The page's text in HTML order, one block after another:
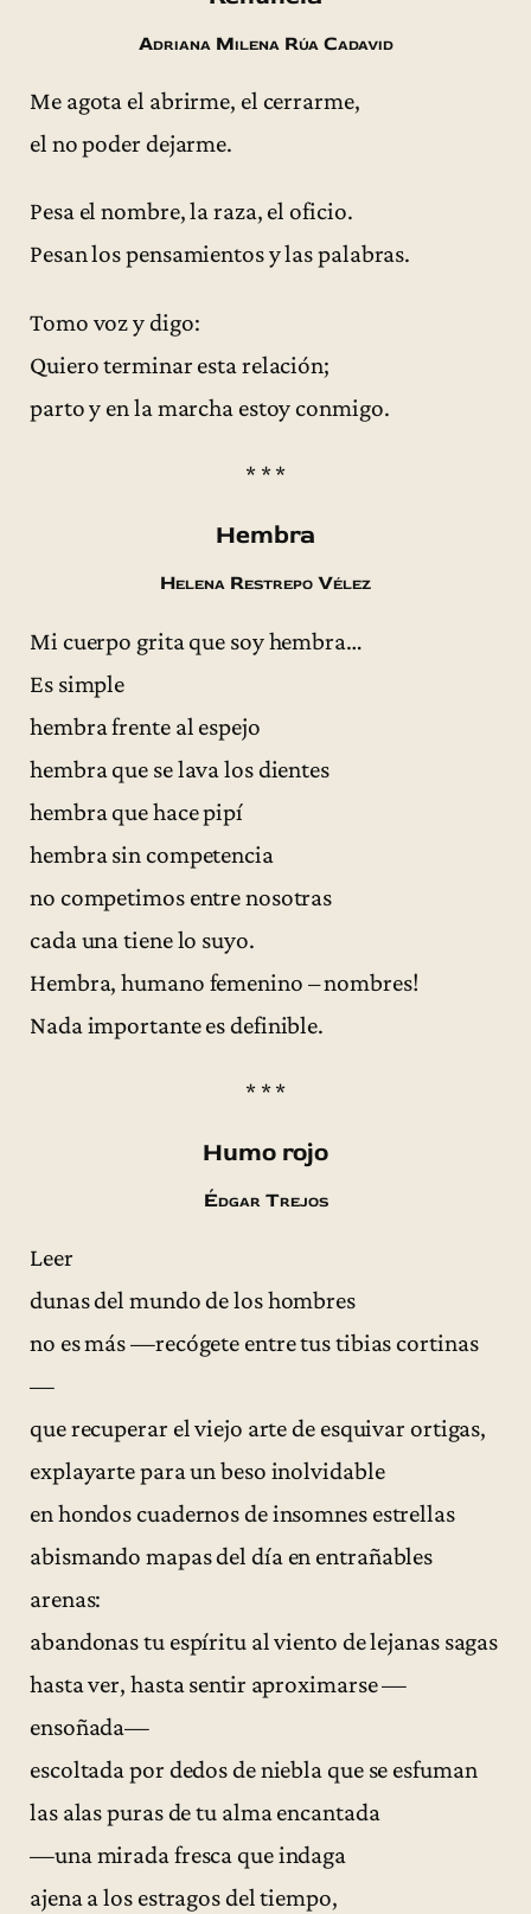
Adriana Milena Rúa Cadavid
Me agota el abrirme, el cerrarme,
el no poder dejarme.
Pesa el nombre, la raza, el oficio.
Pesan los pensamientos y las palabras.
Tomo voz y digo:
Quiero terminar esta relación;
parto y en la marcha estoy conmigo.
* * *
Hembra
Helena Restrepo Vélez
Mi cuerpo grita que soy hembra…
Es simple
hembra frente al espejo
hembra que se lava los dientes
hembra que hace pipí
hembra sin competencia
no competimos entre nosotras
cada una tiene lo suyo.
Hembra, humano femenino – nombres!
Nada importante es definible.
* * *
Humo rojo
Édgar Trejos
Leer
dunas del mundo de los hombres
no es más —recógete entre tus tibias cortinas
—
que recuperar el viejo arte de esquivar ortigas,
explayarte para un beso inolvidable
en hondos cuadernos de insomnes estrellas
abismando mapas del día en entrañables
arenas:
abandonas tu espíritu al viento de lejanas sagas
hasta ver, hasta sentir aproximarse —
ensoñada—
escoltada por dedos de niebla que se esfuman
las alas puras de tu alma encantada
—una mirada fresca que indaga
ajena a los estragos del tiempo,